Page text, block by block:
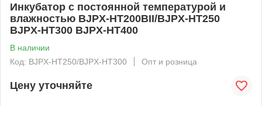
Инкубатор с постоянной температурой и
влажностью BJPX-HT200BII/BJPX-HT250
BJPX-HT300 BJPX-HT400
В наличии
Код: BJPX-HT250/BJPX-HT300
Опт и розница
Цену уточняйте